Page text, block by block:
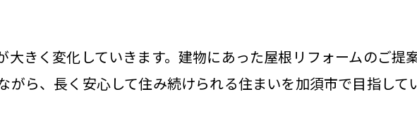
きく変化していきます。建物にあった屋根リフォームのご提
ら、長く安心して住み続けられる住まいを加須市で目指して